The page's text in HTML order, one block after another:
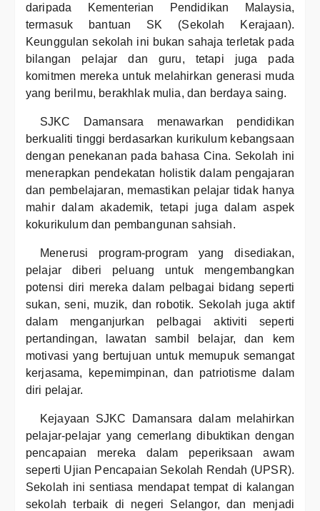
daripada Kementerian Pendidikan Malaysia,
termasuk bantuan SK (Sekolah Kerajaan).
Keunggulan sekolah ini bukan sahaja terletak pada
bilangan pelajar dan guru, tetapi juga pada
komitmen mereka untuk melahirkan generasi muda
yang berilmu, berakhlak mulia, dan berdaya saing.
SJKC Damansara menawarkan pendidikan
berkualiti tinggi berdasarkan kurikulum kebangsaan
dengan penekanan pada bahasa Cina. Sekolah ini
menerapkan pendekatan holistik dalam pengajaran
dan pembelajaran, memastikan pelajar tidak hanya
mahir dalam akademik, tetapi juga dalam aspek
kokurikulum dan pembangunan sahsiah.
Menerusi program-program yang disediakan,
pelajar diberi peluang untuk mengembangkan
potensi diri mereka dalam pelbagai bidang seperti
sukan, seni, muzik, dan robotik. Sekolah juga aktif
dalam menganjurkan pelbagai aktiviti seperti
pertandingan, lawatan sambil belajar, dan kem
motivasi yang bertujuan untuk memupuk semangat
kerjasama, kepemimpinan, dan patriotisme dalam
diri pelajar.
Kejayaan SJKC Damansara dalam melahirkan
pelajar-pelajar yang cemerlang dibuktikan dengan
pencapaian mereka dalam peperiksaan awam
seperti Ujian Pencapaian Sekolah Rendah (UPSR).
Sekolah ini sentiasa mendapat tempat di kalangan
sekolah terbaik di negeri Selangor, dan menjadi